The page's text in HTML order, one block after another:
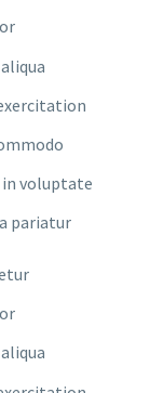
in voluptate
pariatur